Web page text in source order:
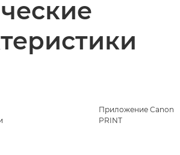
Приложение Canon
PRINT